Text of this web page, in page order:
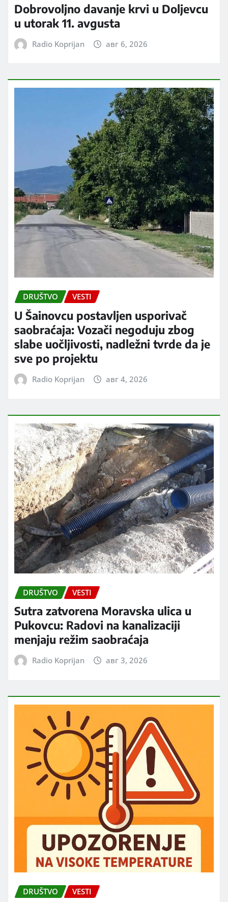
Dobrovoljno davanje krvi u Doljevcu
u utorak 11. avgusta
Radio Koprijan авг 6, 2026
DRUŠTVO VESTI
U Šainovcu postavljen usporivač
saobraćaja: Vozači negoduju zbog
slabe uočljivosti, nadležni tvrde da je
sve po projektu
Radio Koprijan авг 4, 2026
DRUŠTVO VESTI
Sutra zatvorena Moravska ulica u
Pukovcu: Radovi na kanalizaciji
menjaju režim saobraćaja
Radio Koprijan авг 3, 2026
DRUŠTVO VESTI